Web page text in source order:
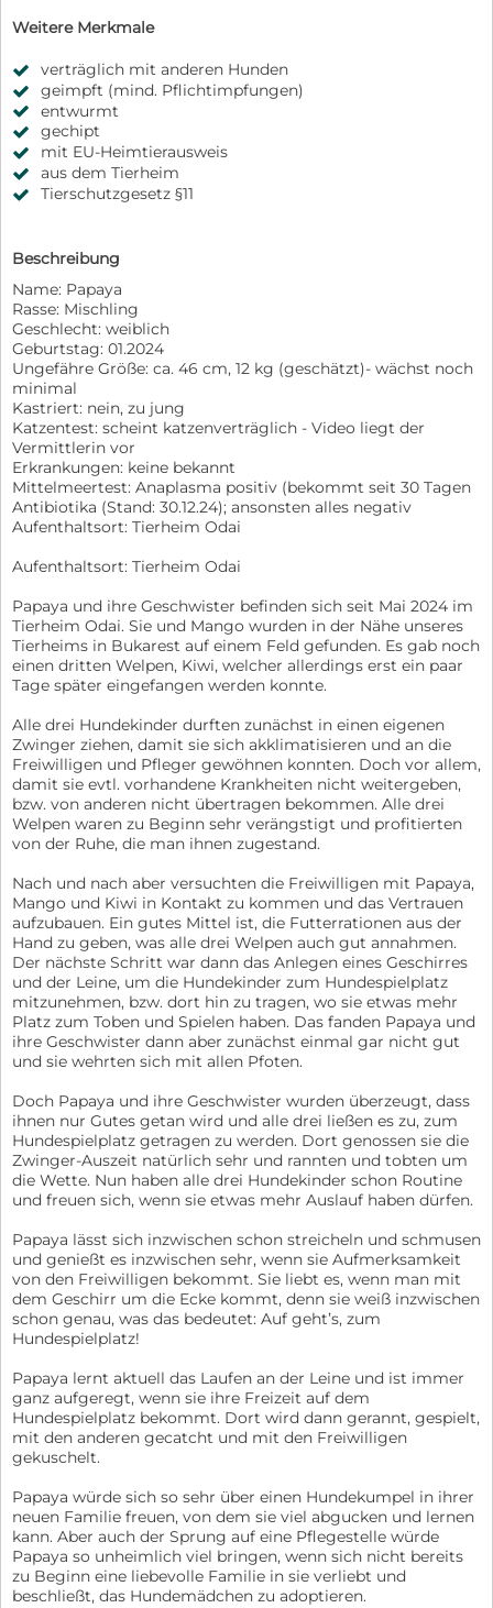
Weitere Merkmale
verträglich mit anderen Hunden
geimpft (mind. Pflichtimpfungen)
entwurmt
gechipt
mit EU-Heimtierausweis
aus dem Tierheim
Tierschutzgesetz §11
Beschreibung
Name: Papaya
Rasse: Mischling
Geschlecht: weiblich
Geburtstag: 01.2024
Ungefähre Größe: ca. 46 cm, 12 kg (geschätzt)- wächst noch
minimal
Kastriert: nein, zu jung
Katzentest: scheint katzenverträglich - Video liegt der
Vermittlerin vor
Erkrankungen: keine bekannt
Mittelmeertest: Anaplasma positiv (bekommt seit 30 Tagen
Antibiotika (Stand: 30.12.24); ansonsten alles negativ
Aufenthaltsort: Tierheim Odai
Aufenthaltsort: Tierheim Odai
Papaya und ihre Geschwister befinden sich seit Mai 2024 im
Tierheim Odai. Sie und Mango wurden in der Nähe unseres
Tierheims in Bukarest auf einem Feld gefunden. Es gab noch
einen dritten Welpen, Kiwi, welcher allerdings erst ein paar
Tage später eingefangen werden konnte.
Alle drei Hundekinder durften zunächst in einen eigenen
Zwinger ziehen, damit sie sich akklimatisieren und an die
Freiwilligen und Pfleger gewöhnen konnten. Doch vor allem,
damit sie evtl. vorhandene Krankheiten nicht weitergeben,
bzw. von anderen nicht übertragen bekommen. Alle drei
Welpen waren zu Beginn sehr verängstigt und profitierten
von der Ruhe, die man ihnen zugestand.
Nach und nach aber versuchten die Freiwilligen mit Papaya,
Mango und Kiwi in Kontakt zu kommen und das Vertrauen
aufzubauen. Ein gutes Mittel ist, die Futterrationen aus der
Hand zu geben, was alle drei Welpen auch gut annahmen.
Der nächste Schritt war dann das Anlegen eines Geschirres
und der Leine, um die Hundekinder zum Hundespielplatz
mitzunehmen, bzw. dort hin zu tragen, wo sie etwas mehr
Platz zum Toben und Spielen haben. Das fanden Papaya und
ihre Geschwister dann aber zunächst einmal gar nicht gut
und sie wehrten sich mit allen Pfoten.
Doch Papaya und ihre Geschwister wurden überzeugt, dass
ihnen nur Gutes getan wird und alle drei ließen es zu, zum
Hundespielplatz getragen zu werden. Dort genossen sie die
Zwinger-Auszeit natürlich sehr und rannten und tobten um
die Wette. Nun haben alle drei Hundekinder schon Routine
und freuen sich, wenn sie etwas mehr Auslauf haben dürfen.
Papaya lässt sich inzwischen schon streicheln und schmusen
und genießt es inzwischen sehr, wenn sie Aufmerksamkeit
von den Freiwilligen bekommt. Sie liebt es, wenn man mit
dem Geschirr um die Ecke kommt, denn sie weiß inzwischen
schon genau, was das bedeutet: Auf geht’s, zum
Hundespielplatz!
Papaya lernt aktuell das Laufen an der Leine und ist immer
ganz aufgeregt, wenn sie ihre Freizeit auf dem
Hundespielplatz bekommt. Dort wird dann gerannt, gespielt,
mit den anderen gecatcht und mit den Freiwilligen
gekuschelt.
Papaya würde sich so sehr über einen Hundekumpel in ihrer
neuen Familie freuen, von dem sie viel abgucken und lernen
kann. Aber auch der Sprung auf eine Pflegestelle würde
Papaya so unheimlich viel bringen, wenn sich nicht bereits
zu Beginn eine liebevolle Familie in sie verliebt und
beschließt, das Hundemädchen zu adoptieren.